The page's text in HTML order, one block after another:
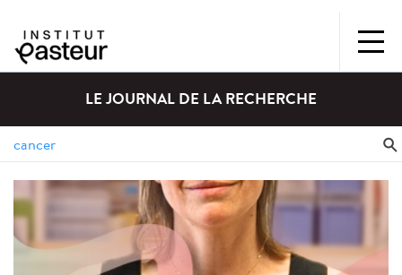
LE JOURNAL DE LA RECHERCHE